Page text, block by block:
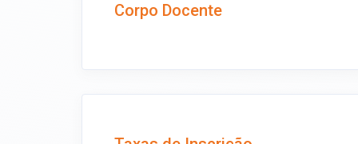
Corpo Docente